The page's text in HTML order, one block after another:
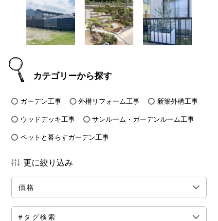
カテゴリーから探す
ガーデン工事 外構リフォーム工事 新築外構工事
ウッドデッキ工事 サンルーム・ガーデンルーム工事
ペットと暮らすガーデン工事
更に絞り込み
価格
全ての価格帯
#タグ検索